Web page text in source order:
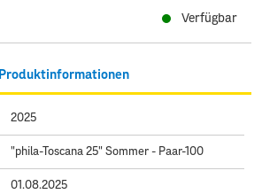
Verfügbar
Produktinformationen
2025
"phila-Toscana 25" Sommer - Paar-100
01.08.2025